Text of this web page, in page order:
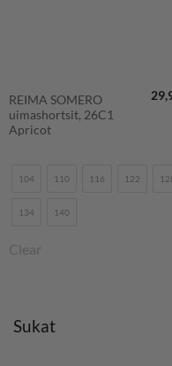
REIMA SOMERO
uimashortsit, 26C1
Apricot
104 110 116 122
134 140
Clear
Sukat